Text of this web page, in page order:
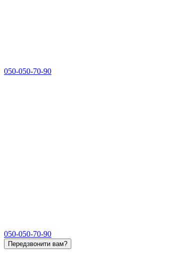
050-050-70-90
050-050-70-90
Передзвонити вам?